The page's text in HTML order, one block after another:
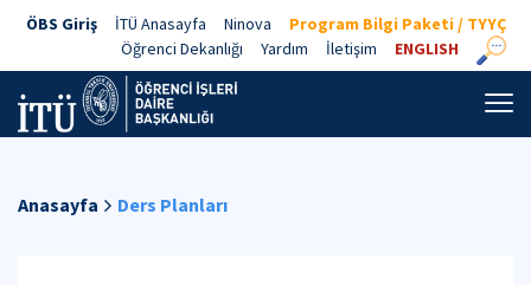
ÖBS Giriş İTÜ Anasayfa Ninova
Program Bilgi Paketi / TYYÇ
Öğrenci Dekanlığı
Yardım İletişim ENGLISH
Anasayfa Ders Planları